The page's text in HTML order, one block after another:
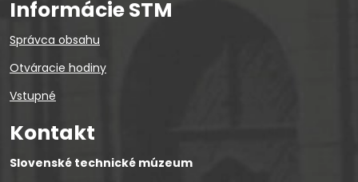
Informácie STM
Správca obsahu
Otváracie hodiny
Vstupné
Kontakt
Slovenské technické múzeum